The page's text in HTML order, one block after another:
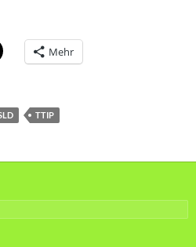
Mehr
TTIP